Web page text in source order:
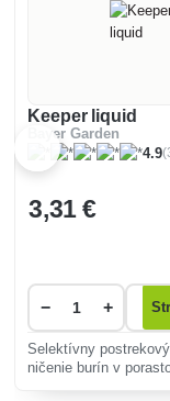
Keeper liquid
Bayer Garden
4.9
3,31 €
− +
Selektívny
ničenie burín v